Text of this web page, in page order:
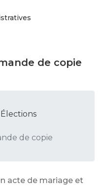
de copie
de copie
acte de mariage et